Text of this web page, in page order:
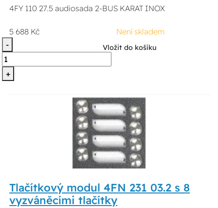
4FY 110 27.5 audiosada 2-BUS KARAT INOX
5 688 Kč
Není skladem
-
+
Vložit do košíku
Tlačítkový modul 4FN 231 03.2 s 8
vyzváněcími tlačítky